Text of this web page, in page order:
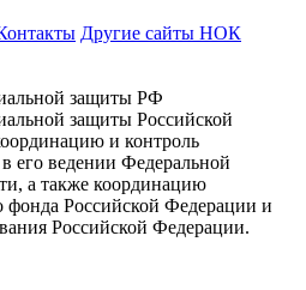
Другие сайты НОК
защиты РФ
защиты Российской
и контроль
его ведении Федеральной
а также координацию
фонда Российской Федерации и
Российской Федерации.